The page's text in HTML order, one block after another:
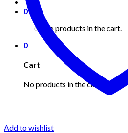
0
No products in the cart.
0
Cart
No products in the cart.
Add to wishlist